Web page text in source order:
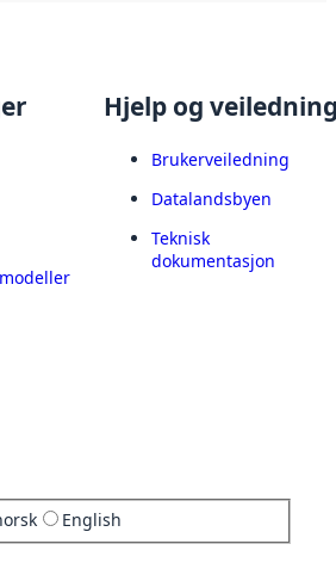
Hjelp og
Brukerveiledning
Datalandsbyen
Teknisk
dokumentasjon
English